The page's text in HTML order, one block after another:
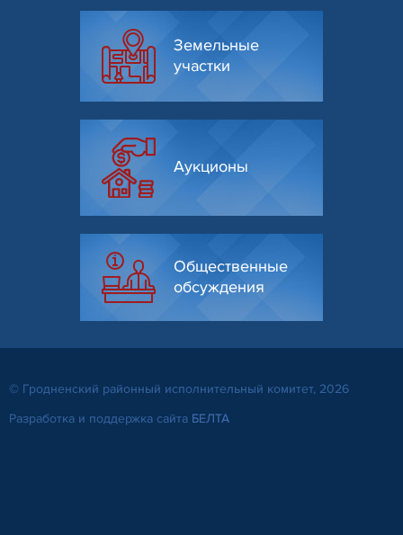
Земельные
участки
Аукционы
Общественные
обсуждения
© Гродненский районный исполнительный комитет, 2026
Разработка и поддержка сайта БЕЛТА